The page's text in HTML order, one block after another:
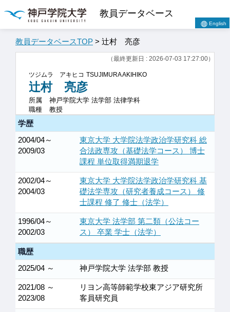
教員データベース
English
教員データベースTOP > 辻村 亮彦
（最終更新日 : 2026-07-03 17:27:00）
ツジムラ アキヒコ TSUJIMURA AKIHIKO
辻村 亮彦
所属
神戸学院大学 法学部 法律学科
職種
教授
学歴
2004/04～
2009/03
東京大学 大学院法学政治学研究科 総
合法政専攻（基礎法学コース） 博士
課程 単位取得満期退学
2002/04～
2004/03
東京大学 大学院法学政治学研究科 基
礎法学専攻（研究者養成コース） 修
士課程 修了 修士（法学）
1996/04～
2002/03
東京大学 法学部 第二類（公法コー
ス） 卒業 学士（法学）
職歴
2025/04 ～
神戸学院大学 法学部 教授
2021/08 ～
2023/08
リヨン高等師範学校東アジア研究所
客員研究員